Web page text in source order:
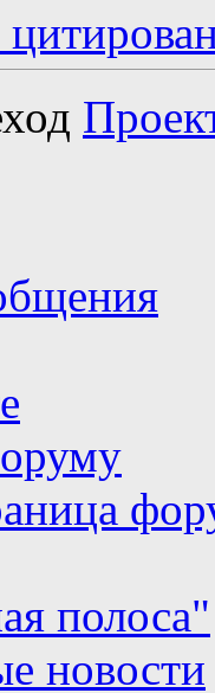
полоса"
новости